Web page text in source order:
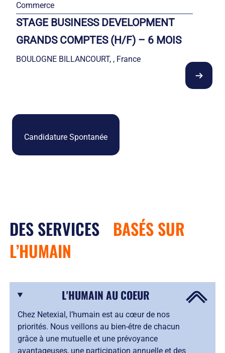
Commerce
STAGE BUSINESS DEVELOPMENT
GRANDS COMPTES (H/F) – 6 MOIS
BOULOGNE BILLANCOURT, , France
Candidature Spontanée
DES SERVICES BASÉS SUR
L’HUMAIN
L'HUMAIN AU COEUR
Chez Netexial, l’humain est au cœur de nos
priorités. Nous veillons au bien-être de chacun
grâce à une mutuelle et une prévoyance
avantageuses, une participation annuelle et des